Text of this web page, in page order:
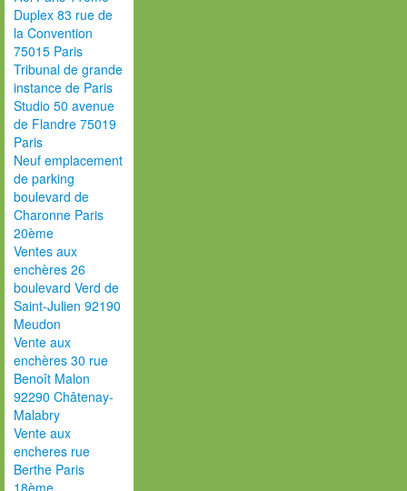
Duplex 83 rue de
la Convention
75015 Paris
Tribunal de grande
instance de Paris
Studio 50 avenue
de Flandre 75019
Paris
Neuf emplacement
de parking
boulevard de
Charonne Paris
20ème
Ventes aux
enchères 26
boulevard Verd de
Saint-Julien 92190
Meudon
Vente aux
enchères 30 rue
Benoît Malon
92290 Châtenay-
Malabry
Vente aux
encheres rue
Berthe Paris
18ème